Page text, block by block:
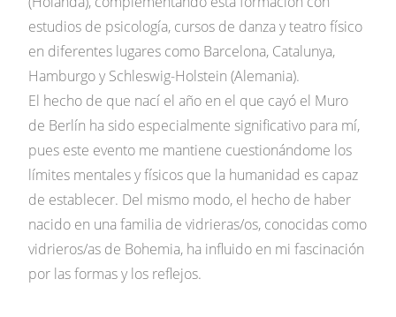
estudios de psicología, cursos de danza y teatro físico
en diferentes lugares como Barcelona, Catalunya,
Hamburgo y Schleswig-Holstein (Alemania).
El hecho de que nací el año en el que cayó el Muro
de Berlín ha sido especialmente significativo para mí,
pues este evento me mantiene cuestionándome los
límites mentales y físicos que la humanidad es capaz
de establecer. Del mismo modo, el hecho de haber
nacido en una familia de vidrieras/os, conocidas como
vidrieros/as de Bohemia, ha influido en mi fascinación
por las formas y los reflejos.